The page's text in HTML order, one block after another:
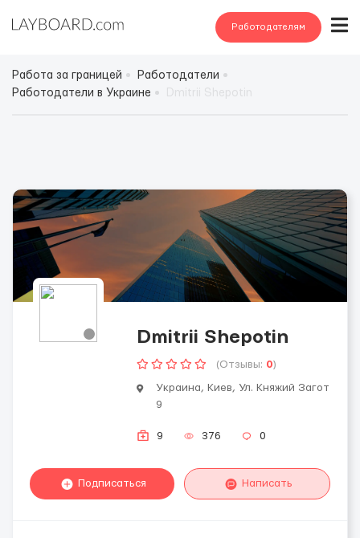
Работодателям
Работа за границей
Работодатели
Работодатели в Украине
Dmitrii Shepotin
(Отзывы: 0)
Украина, Киев, Ул. Княжий Загот
9
9 376 0
Подписаться Написать